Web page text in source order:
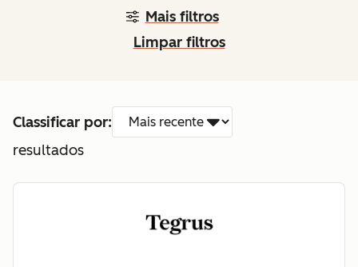
Mais filtros
Limpar filtros
Classificar por:
resultados